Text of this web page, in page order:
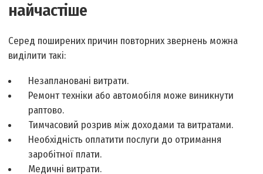
найчастіше
Серед поширених причин повторних звернень можна
виділити такі:
Незаплановані витрати.
Ремонт техніки або автомобіля може виникнути
раптово.
Тимчасовий розрив між доходами та витратами.
Необхідність оплатити послуги до отримання
заробітної плати.
Медичні витрати.